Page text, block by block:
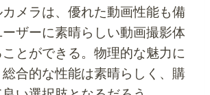
メラは、優れた動画性能も備
ザーに素晴らしい動画撮影体
とができる。物理的な魅力に
合的な性能は素晴らしく、購